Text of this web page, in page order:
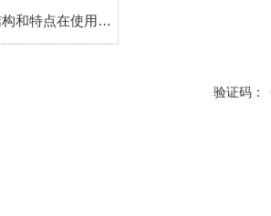
狄法尔试验机的结构和特点在使用前一定要事先了解清楚
验证码：